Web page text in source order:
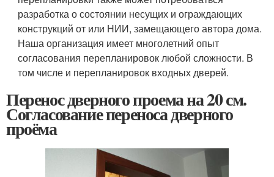
разработка о состоянии несущих и ограждающих
конструкций от или НИИ, замещающего автора дома.
Наша организация имеет многолетний опыт
согласования перепланировок любой сложности. В
том числе и перепланировок входных дверей.
Перенос дверного проема на 20 см.
Согласование переноса дверного
проёма